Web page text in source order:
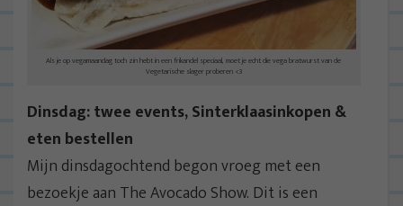
Als je op vegamaandag toch zin hebt in een frikandel speciaal, moet je echt die vega bratwurst van de
Vegetarische slager proberen <3
Dinsdag: twee events, Sinterklaasinkopen &
eten bestellen
Mijn dinsdagochtend begon vroeg met een
bezoekje aan The Avocado Show. Dit is een